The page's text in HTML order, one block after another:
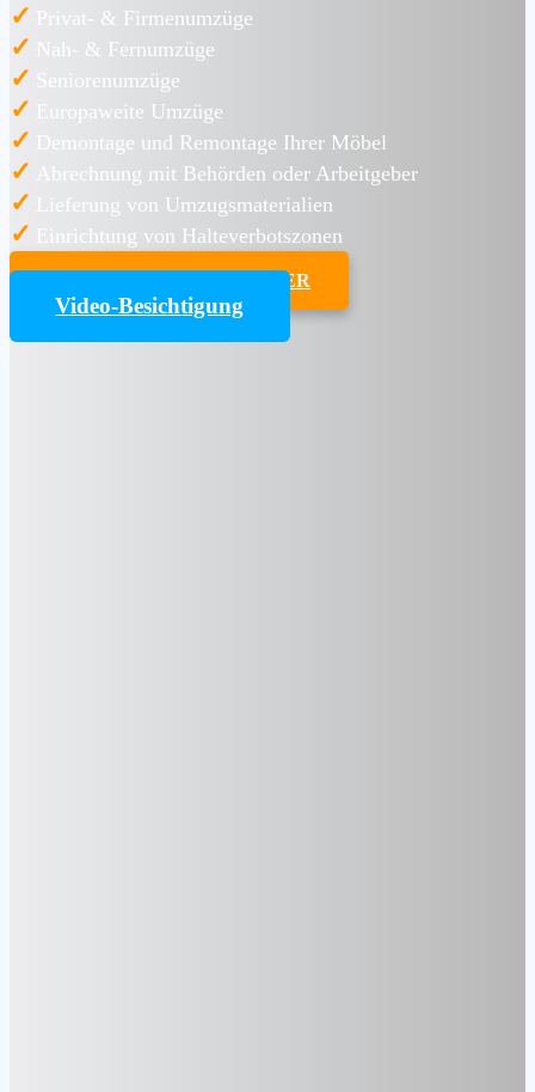
✓ Privat- & Firmenumzüge
✓ Nah- & Fernumzüge
✓ Seniorenumzüge
✓ Europaweite Umzüge
✓ Demontage und Remontage Ihrer Möbel
✓ Abrechnung mit Behörden oder Arbeitgeber
✓ Lieferung von Umzugsmaterialien
✓ Einrichtung von Halteverbotszonen
UMZUGSKOSTENRECHNER
Video-Besichtigung